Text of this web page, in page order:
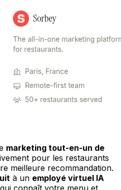
marketing tout-en-un de
pour les restaurants
meilleure recommandation.
à un employé virtuel IA